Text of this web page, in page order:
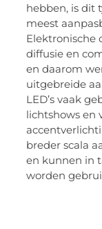
hebben, is dit
meest
Elektronische
diffusie en
en daarom
uitgebreide
LED’s vaak
lichtshows en
breder scala
en kunnen in
worden